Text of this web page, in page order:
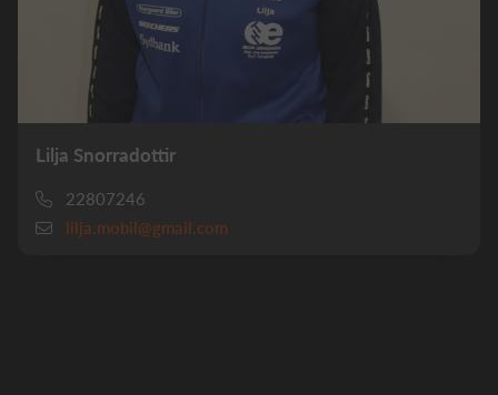
Lilja Snorradottir
22807246
lilja.mobil@gmail.com